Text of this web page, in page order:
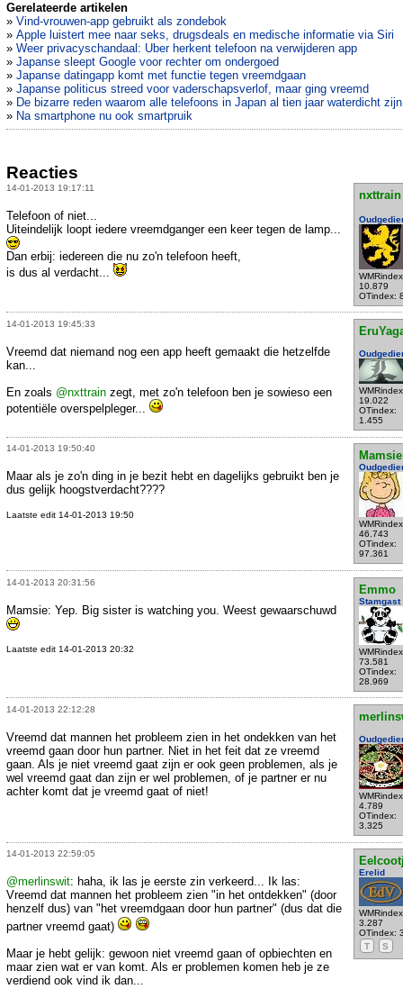
Gerelateerde artikelen
» Vind-vrouwen-app gebruikt als zondebok
» Apple luistert mee naar seks, drugsdeals en medische informatie via Siri
» Weer privacyschandaal: Uber herkent telefoon na verwijderen app
» Japanse sleept Google voor rechter om ondergoed
» Japanse datingapp komt met functie tegen vreemdgaan
» Japanse politicus streed voor vaderschapsverlof, maar ging vreemd
» De bizarre reden waarom alle telefoons in Japan al tien jaar waterdicht zijn
» Na smartphone nu ook smartpruik
Reacties
14-01-2013 19:17:11
nxttrain
10.879
OTindex:
Telefoon of niet...
Uiteindelijk loopt iedere vreemdganger een keer tegen de lamp...
Dan erbij: iedereen die nu zo'n telefoon heeft,
is dus al verdacht...
14-01-2013 19:45:33
19.022
OTindex:
1.455
Vreemd dat niemand nog een app heeft gemaakt die hetzelfde
kan...
En zoals @nxttrain zegt, met zo'n telefoon ben je sowieso een
potentiële overspelpleger...
14-01-2013 19:50:40
Mamsie
46.743
OTindex:
97.361
Maar als je zo'n ding in je bezit hebt en dagelijks gebruikt ben je
dus gelijk hoogstverdacht????
Laatste edit 14-01-2013 19:50
14-01-2013 20:31:56
Emmo
Stamgast
73.581
OTindex:
28.969
Mamsie: Yep. Big sister is watching you. Weest gewaarschuwd
Laatste edit 14-01-2013 20:32
14-01-2013 22:12:28
4.789
OTindex:
3.325
Vreemd dat mannen het probleem zien in het ondekken van het
vreemd gaan door hun partner. Niet in het feit dat ze vreemd
gaan. Als je niet vreemd gaat zijn er ook geen problemen, als je
wel vreemd gaat dan zijn er wel problemen, of je partner er nu
achter komt dat je vreemd gaat of niet!
14-01-2013 22:59:05
Erelid
3.287
OTindex:
T
S
@merlinswit: haha, ik las je eerste zin verkeerd... Ik las:
Vreemd dat mannen het probleem zien "in het ontdekken" (door
henzelf dus) van "het vreemdgaan door hun partner" (dus dat die
partner vreemd gaat)
Maar je hebt gelijk: gewoon niet vreemd gaan of opbiechten en
maar zien wat er van komt. Als er problemen komen heb je ze
verdiend ook vind ik dan...